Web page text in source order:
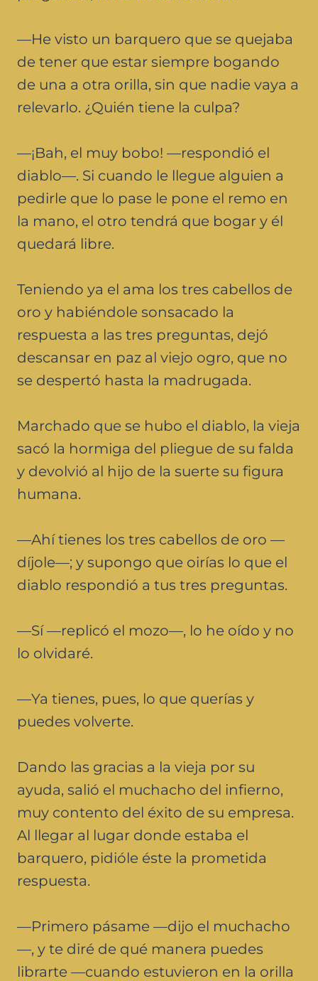
—He visto un barquero que se quejaba
de tener que estar siempre bogando
de una a otra orilla, sin que nadie vaya a
relevarlo. ¿Quién tiene la culpa?
—¡Bah, el muy bobo! —respondió el
diablo—. Si cuando le llegue alguien a
pedirle que lo pase le pone el remo en
la mano, el otro tendrá que bogar y él
quedará libre.
Teniendo ya el ama los tres cabellos de
oro y habiéndole sonsacado la
respuesta a las tres preguntas, dejó
descansar en paz al viejo ogro, que no
se despertó hasta la madrugada.
Marchado que se hubo el diablo, la vieja
sacó la hormiga del pliegue de su falda
y devolvió al hijo de la suerte su figura
humana.
—Ahí tienes los tres cabellos de oro —
díjole—; y supongo que oirías lo que el
diablo respondió a tus tres preguntas.
—Sí —replicó el mozo—, lo he oído y no
lo olvidaré.
—Ya tienes, pues, lo que querías y
puedes volverte.
Dando las gracias a la vieja por su
ayuda, salió el muchacho del infierno,
muy contento del éxito de su empresa.
Al llegar al lugar donde estaba el
barquero, pidióle éste la prometida
respuesta.
—Primero pásame —dijo el muchacho
—, y te diré de qué manera puedes
librarte —cuando estuvieron en la orilla